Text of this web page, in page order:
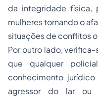
da integridade física,
mulheres tornando o
situações de conflitos
Por outro lado,
que qualquer
conhecimento
agressor do lar ou